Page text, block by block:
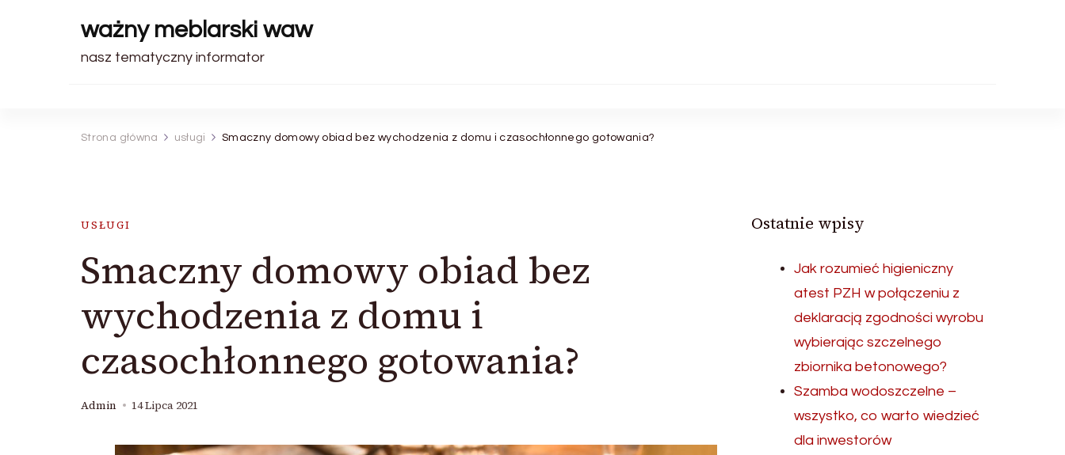
ważny meblarski waw
nasz tematyczny informator
Strona główna usługi Smaczny domowy obiad bez wychodzenia z domu i czasochłonnego gotowania?
USŁUGI
Smaczny domowy obiad bez
wychodzenia z domu i
czasochłonnego gotowania?
Admin 14 Lipca 2021
Ostatnie wpisy
Jak rozumieć higieniczny
atest PZH w połączeniu z
deklaracją zgodności wyrobu
wybierając szczelnego
zbiornika betonowego?
Szamba wodoszczelne –
wszystko, co warto wiedzieć
dla inwestorów